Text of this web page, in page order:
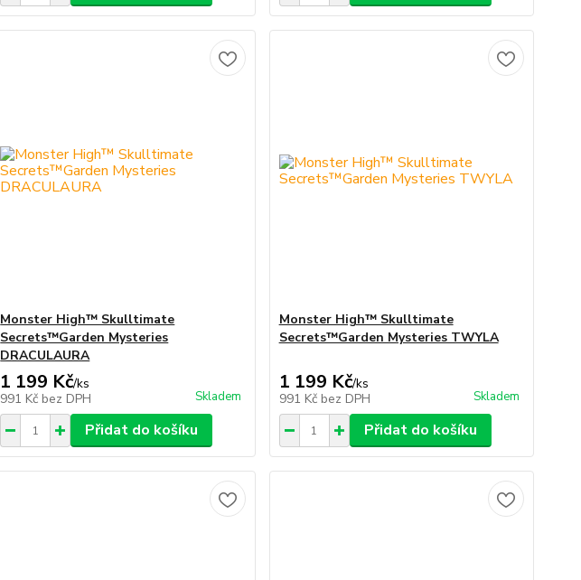
Monster High™ Skulltimate
Secrets™Garden Mysteries
DRACULAURA
1 199 Kč/ks
991 Kč bez DPH Skladem
Přidat do košíku
Monster High™ Skulltimate
Secrets™Garden Mysteries TWYLA
1 199 Kč/ks
991 Kč bez DPH Skladem
Přidat do košíku